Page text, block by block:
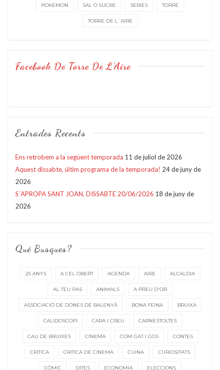
POKEMON SAL O SUCRE SERIES TORRE
TORRE DE L´AIRE
Facebook De Torre De L’Aire
Entrades Recents
Ens retrobem a la següent temporada 11 de juliol de 2026
Aquest dissabte, últim programa de la temporada! 24 de juny de
2026
S´APROPA SANT JOAN, DISSABTE 20/06/2026 18 de juny de
2026
Què Busques?
25 ANYS A CEL OBERT AGENDA AIRE ALCALDIA
AL TEU PAS ANIMALS A PREU D'OR
ASSOCIACIÓ DE DONES DE BALENYÀ BONA FEINA BRUIXA
CALIDOSCOPI CARA I CREU CARNESTOLTES
CAU DE BRUIXES CINEMA COM GAT I GOS CONTES
CRITICA CRITICA DE CINEMA CUINA CURIOSITATS
CÒMIC DITES ECONOMIA ELECCIONS